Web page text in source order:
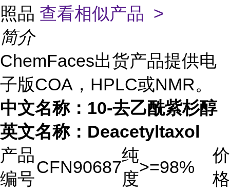
照品 查看相似产品 >
简介
ChemFaces出货产品提供电
子版COA，HPLC或NMR。
中文名称：10-去乙酰紫杉醇
英文名称：Deacetyltaxol
产品
编号
CFN90687
纯
度
>=98%
价
格